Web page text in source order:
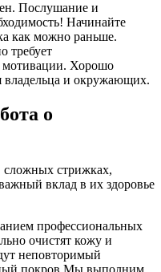
Послушание и
Начинайте
как можно раньше.
требует
мотивации. Хорошо
владельца и окружающих.
о
сложных стрижках,
вклад в их здоровье
профессиональных
очистят кожу и
неповторимый
покров.Мы выполним